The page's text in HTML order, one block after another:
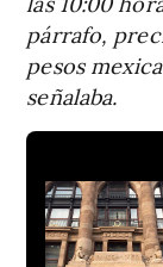
párrafo,
pesos
señalaba.